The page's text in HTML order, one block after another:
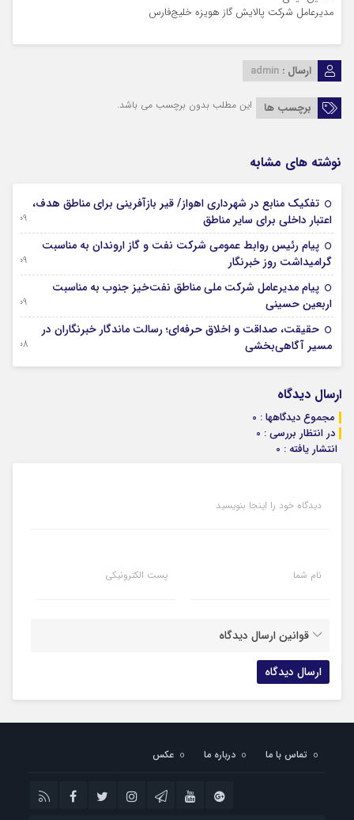
مدیرعامل شرکت پالایش گاز هویزه خلیج‌فارس
ارسال : admin
برچسب ها این مطلب بدون برچسب می باشد.
نوشته های مشابه
تفکیک منابع در شهرداری اهواز/ قیر بازآفرینی برای مناطق هدف،
اعتبار داخلی برای سایر مناطق
09 آگوست 2026
پیام رئیس روابط عمومی شركت نفت و گاز اروندان به مناسبت
گرامیداشت روز خبرنگار
09 آگوست 2026
پیام مدیرعامل شركت ملی مناطق نفت‌خیز جنوب به مناسبت
اربعین حسینی
09 آگوست 2026
حقیقت، صداقت و اخلاق حرفه‌ای؛ رسالت ماندگار خبرنگاران در
مسیر آگاهی‌بخشی
08 آگوست 2026
ارسال دیدگاه
مجموع دیدگاهها : 0
در انتظار بررسی : 0
انتشار یافته : 0
دیدگاه خود را اینجا بنویسید
نام شما پست الکترونیکی
قوانین ارسال دیدگاه
تماس با ما درباره ما عکس